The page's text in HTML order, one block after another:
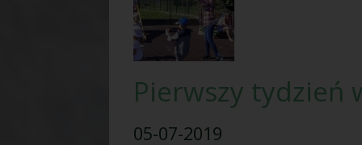
Pierwszy tydzień
05-07-2019